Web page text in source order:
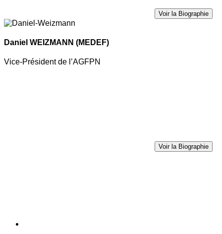
Voir la Biographie
Daniel WEIZMANN (MEDEF)
Vice-Président de l’AGFPN
Voir la Biographie